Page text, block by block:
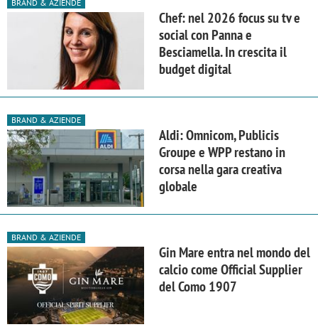
BRAND & AZIENDE
Chef: nel 2026 focus su tv e
social con Panna e
Besciamella. In crescita il
budget digital
BRAND & AZIENDE
Aldi: Omnicom, Publicis
Groupe e WPP restano in
corsa nella gara creativa
globale
BRAND & AZIENDE
Gin Mare entra nel mondo del
calcio come Official Supplier
del Como 1907